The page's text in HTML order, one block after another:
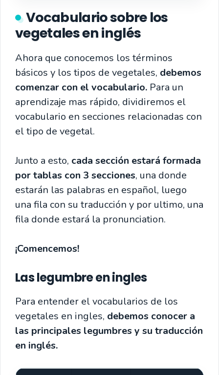
Vocabulario sobre los
vegetales en inglés
Ahora que conocemos los términos
básicos y los tipos de vegetales, debemos
comenzar con el vocabulario. Para un
aprendizaje mas rápido, dividiremos el
vocabulario en secciones relacionadas con
el tipo de vegetal.
Junto a esto, cada sección estará formada
por tablas con 3 secciones, una donde
estarán las palabras en español, luego
una fila con su traducción y por ultimo, una
fila donde estará la pronunciation.
¡Comencemos!
Las legumbre en ingles
Para entender el vocabularios de los
vegetales en ingles, debemos conocer a
las principales legumbres y su traducción
en inglés.